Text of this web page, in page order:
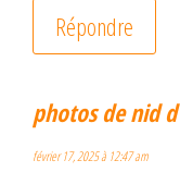
Répondre
photos de nid
février 17, 2025 à 12:47 am